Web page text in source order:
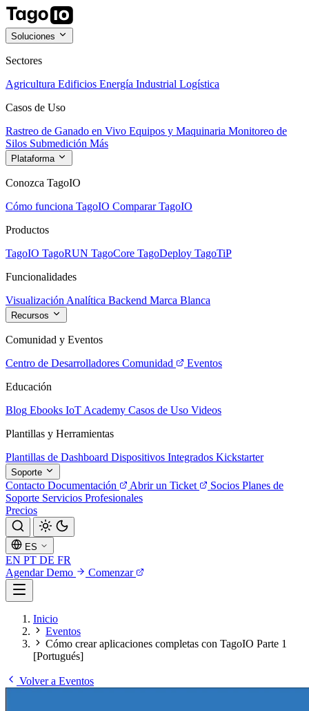
Soluciones
Sectores
Agricultura Edificios Energía Industrial Logística
Casos de Uso
Rastreo de Ganado en Vivo Equipos y Maquinaria Monitoreo de
Silos Submedición Más
Plataforma
Conozca TagoIO
Cómo funciona TagoIO Comparar TagoIO
Productos
TagoIO TagoRUN TagoCore TagoDeploy TagoTiP
Funcionalidades
Visualización Analítica Backend Marca Blanca
Recursos
Comunidad y Eventos
Centro de Desarrolladores Comunidad
Eventos
Educación
Blog Ebooks IoT Academy Casos de Uso Videos
Plantillas y Herramientas
Plantillas de Dashboard Dispositivos Integrados Kickstarter
Soporte
Contacto Documentación Abrir un Ticket Socios Planes de
Soporte Servicios Profesionales
Precios
ES
EN PT DE FR
Agendar Demo
Comenzar
Inicio
Eventos
Cómo crear aplicaciones completas con TagoIO Parte 1
[Portugués]
Volver a Eventos